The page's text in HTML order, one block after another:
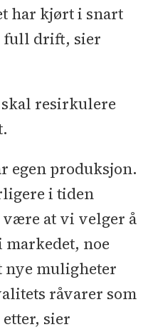
har kjørt i snart
full drift, sier
resirkulere
egen produksjon.
i tiden
være at vi velger å
markedet, noe
nye muligheter
råvarer som
sier